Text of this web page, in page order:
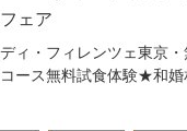
ェア
ィ・フィレンツェ東京
ース無料試食体験★和婚